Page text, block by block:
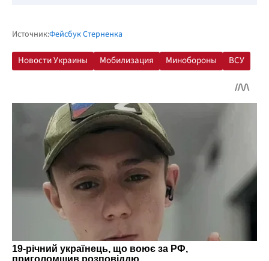
Источник:Фейсбук Стерненка
Новости Украины Мобилизация Минобороны ВСУ